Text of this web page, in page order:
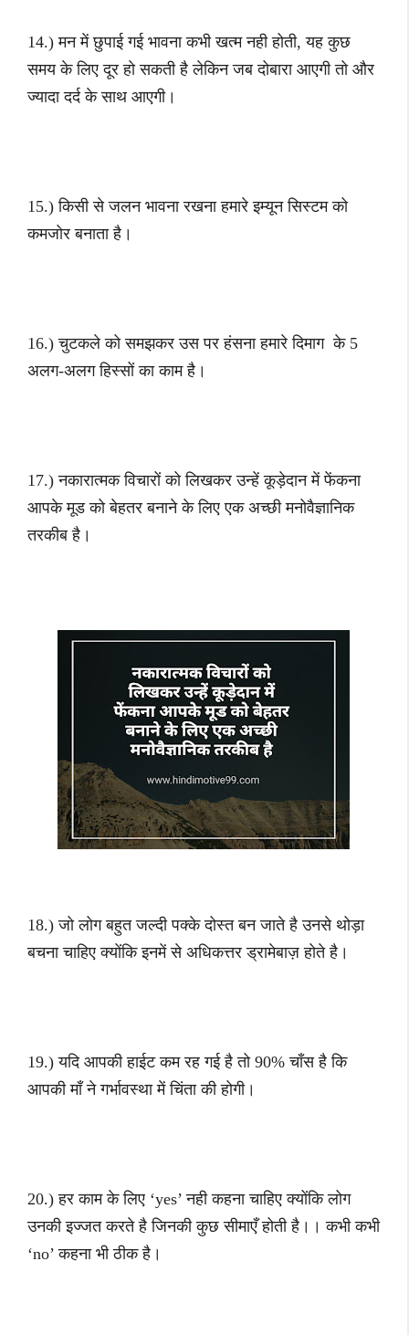
14.) मन में छुपाई गई भावना कभी खत्म नही होती, यह कुछ
समय के लिए दूर हो सकती है लेकिन जब दोबारा आएगी तो और
ज्यादा दर्द के साथ आएगी।
15.) किसी से जलन भावना रखना हमारे इम्यून सिस्टम को
कमजोर बनाता है।
16.) चुटकले को समझकर उस पर हंसना हमारे दिमाग के 5
अलग-अलग हिस्सों का काम है।
17.) नकारात्मक विचारों को लिखकर उन्हें कूड़ेदान में फेंकना
आपके मूड को बेहतर बनाने के लिए एक अच्छी मनोवैज्ञानिक
तरकीब है।
18.) जो लोग बहुत जल्दी पक्के दोस्त बन जाते है उनसे थोड़ा
बचना चाहिए क्योंकि इनमें से अधिकत्तर ड्रामेबाज़ होते है।
19.) यदि आपकी हाईट कम रह गई है तो 90% चाँस है कि
आपकी माँ ने गर्भावस्था में चिंता की होगी।
20.) हर काम के लिए ‘yes’ नही कहना चाहिए क्योंकि लोग
उनकी इज्जत करते है जिनकी कुछ सीमाएँ होती है।। कभी कभी
‘no’ कहना भी ठीक है।